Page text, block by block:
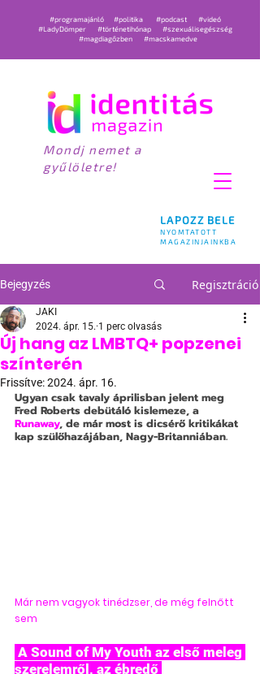
LAPOZZ BELE
NYOMTATOTT
MAGAZINJAINKBA
#programajánló #politika #podcast
#videó
#LadyDömper
#történetihónap
#szexuálisegészség
#magdiagőzben
#macskamedve
Mondj nemet a
gyűlöletre!
Bejegyzés Regisztráció
Új hang az LMBTQ+ popzenei
színterén
JAKI
2024. ápr. 15. 1 perc olvasás
Frissítve:2024. ápr. 16.
Ugyan csak tavaly áprilisban jelent meg
Fred Roberts debütáló kislemeze, a
Runaway, de már most is dicsérő kritikákat
kap szülőhazájában, Nagy-Britanniában.
Már nem vagyok tinédzser, de még felnőtt
sem
szerelemről, az ébredő